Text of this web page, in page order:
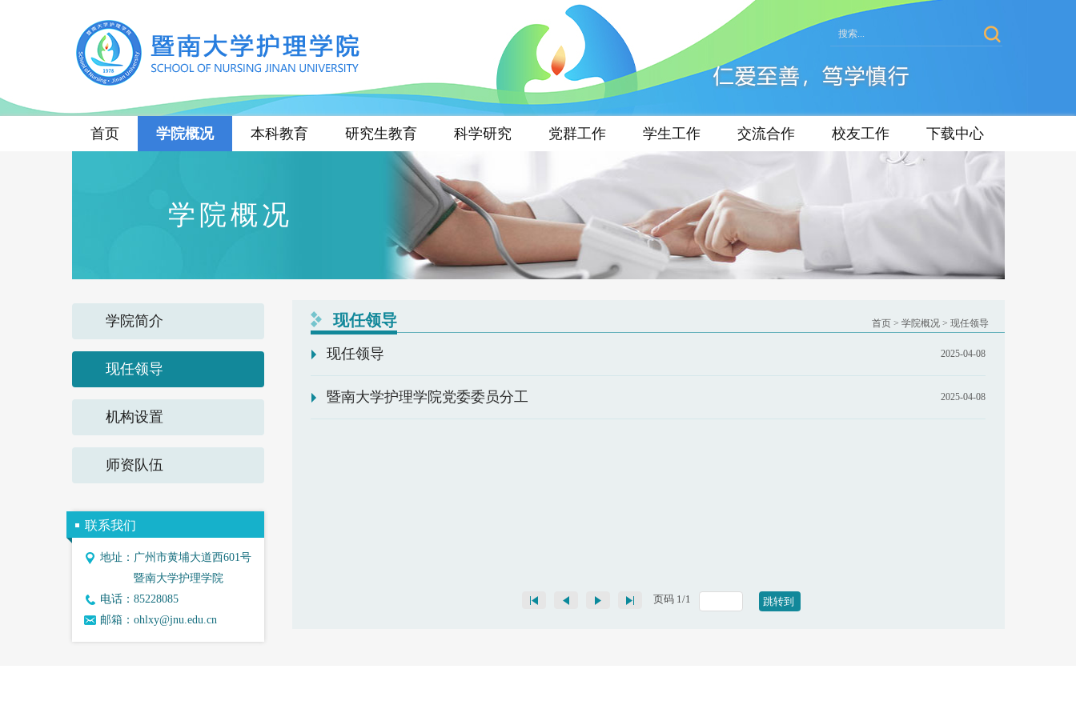
首页 学院概况 本科教育 研究生教育 科学研究 党群工作 学生工作 交流合作 校友工作 下载中心
学院概况
学院简介
现任领导
机构设置
师资队伍
联系我们
地址： 广州市黄埔大道西601号
暨南大学护理学院
电话： 85228085
邮箱： ohlxy@jnu.edu.cn
现任领导 首页> 学院概况> 现任领导
现任领导 2025-04-08
暨南大学护理学院党委委员分工 2025-04-08
页码 1 /1 跳转到